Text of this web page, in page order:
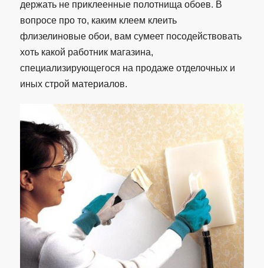
держать не приклеенные полотнища обоев. В
вопросе про то, каким клеем клеить
флизелиновые обои, вам сумеет посодействовать
хоть какой работник магазина,
специализирующегося на продаже отделочных и
иных строй материалов.